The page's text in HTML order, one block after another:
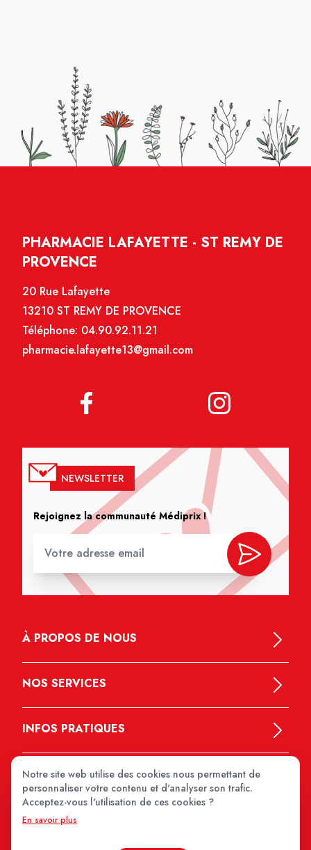
PHARMACIE LAFAYETTE - ST REMY DE
PROVENCE
20 Rue Lafayette
13210 ST REMY DE PROVENCE
Téléphone: 04.90.92.11.21
pharmacie.lafayette13@gmail.com
NEWSLETTER
Rejoignez la communauté Médiprix !
À PROPOS DE NOUS
NOS SERVICES
INFOS PRATIQUES
Notre site web utilise des cookies nous permettant de
personnaliser votre contenu et d'analyser son trafic.
Acceptez-vous l'utilisation de ces cookies ?
En savoir plus